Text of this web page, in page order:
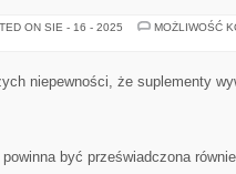
ON SIE - 16 - 2025
MOŻLIWOŚĆ
niepewności, że suplementy
być przeświadczona